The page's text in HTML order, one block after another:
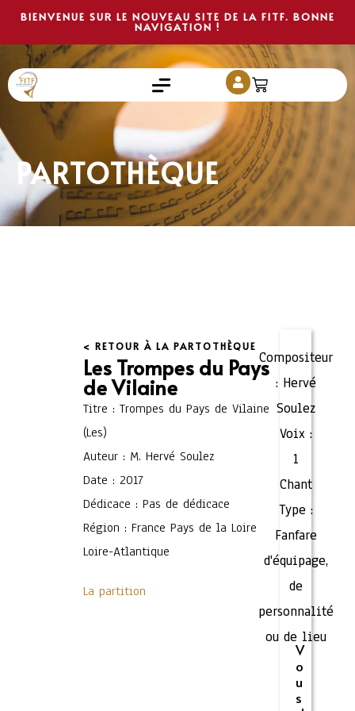
BIENVENUE SUR LE NOUVEAU SITE DE LA FITF. BONNE
NAVIGATION !
PARTOTHÈQUE
< RETOUR À LA PARTOTHÈQUE
Les Trompes du Pays
de Vilaine
Titre : Trompes du Pays de Vilaine
(Les)
Auteur : M. Hervé Soulez
Date : 2017
Dédicace : Pas de dédicace
Région : France Pays de la Loire
Loire-Atlantique
La partition
Compositeur
: Hervé
Soulez
Voix :
1
Chant
Type :
Fanfare
d'équipage,
de
personnalité
ou de lieu
V
o
u
s